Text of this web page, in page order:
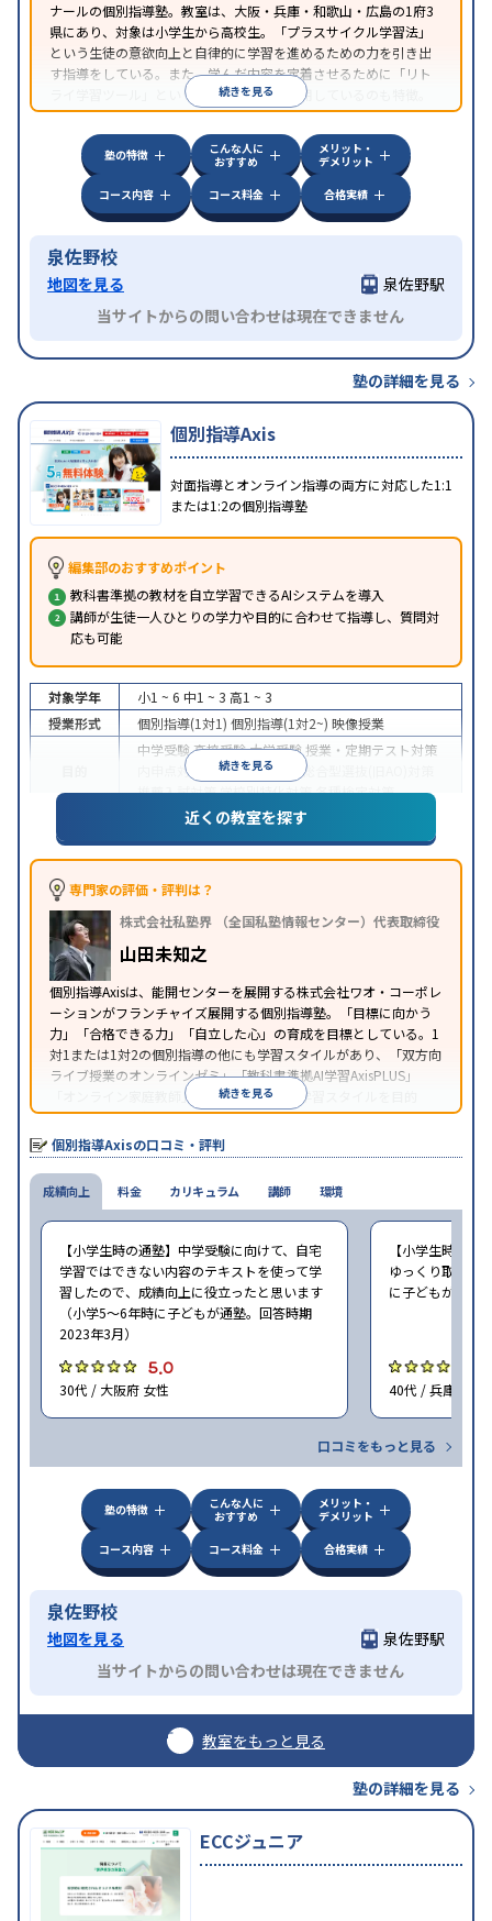
ナールの個別指導塾。教室は、大阪・兵庫・和歌山・広島の1府3
県にあり、対象は小学生から高校生。「プラスサイクル学習法」
という生徒の意欲向上と自律的に学習を進めるための力を引き出
す指導をしている。また、学んだ内容を定着させるために「リト
ライ学習ツール」という独自のツールを活用しているのも特徴。
続きを見る
塾の特徴
こんな人に
おすすめ
メリット・
デメリット
コース内容
コース料金 合格実績
泉佐野校
地図を見る
泉佐野駅
当サイトからの問い合わせは現在できません
塾の詳細を見る
個別指導Axis
対面指導とオンライン指導の両方に対応した1:1
または1:2の個別指導塾
編集部のおすすめポイント
教科書準拠の教材を自立学習できるAIシステムを導入
講師が生徒一人ひとりの学力や目的に合わせて指導し、質問対
応も可能
続きを見る
対象学年 小1 ~ 6 中1 ~ 3 高1 ~ 3
授業形式
個別指導(1対1) 個別指導(1対2~) 映像授業
中学受験高校受験大学受験 授業・定期テスト対策
内申点対策
学習習慣の定着
総合型選抜(旧AO)対策
推薦入試対策学校別特化対策各種検定対策
特徴
授業の振替可能学習にPC・タブレットを利用
ライン対応1科目から受講可能季節講習のみの受講
可
※2023年3月調査。小学校高学年の個別指導塾アンケート調査方法
近くの教室を探す
専門家の評価・評判は？
株式会社私塾界 （全国私塾情報センター）代表取締役
山田未知之
個別指導Axisは、能開センターを展開する株式会社ワオ・コーポレ
ーションがフランチャイズ展開する個別指導塾。「目標に向かう
力」「合格できる力」「自立した心」の育成を目標としている。1
対1または1対2の個別指導の他にも学習スタイルがあり、「双方向
ライブ授業のオンラインゼミ」「教科書準拠AI学習AxisPLUS」
「オンライン家庭教師」など、さまざまな学習スタイルを目的
別・科目別に選択することができる。
続きを見る
個別指導Axisの口コミ・評判
成績向上
【小学生時の通塾】中学受験に向けて、自宅
学習ではできない内容のテキストを使って学
習したので、成績向上に役立ったと思います
（小学5〜6年時に子どもが通塾。回答時期
2023年3月）
5.0
30代 / 大阪府 女性
【小学生時の通
ゆっくり取り組
に子どもが通塾
40代 / 兵庫県 女
口コミをもっと見る
料金 カリキュラム 講師 環境
塾の特徴
こんな人に
おすすめ
メリット・
デメリット
コース内容
コース料金 合格実績
泉佐野校
地図を見る
泉佐野駅
当サイトからの問い合わせは現在できません
教室をもっと見る
塾の詳細を見る
ECCジュニア